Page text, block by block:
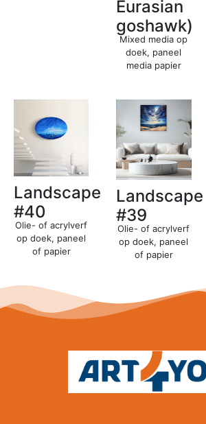
Eurasian
goshawk)
Mixed media op
doek, paneel
media papier
Landscape
#40
Olie- of acrylverf
op doek, paneel
of papier
Landscape
#39
Olie- of acrylverf
op doek, paneel
of papier